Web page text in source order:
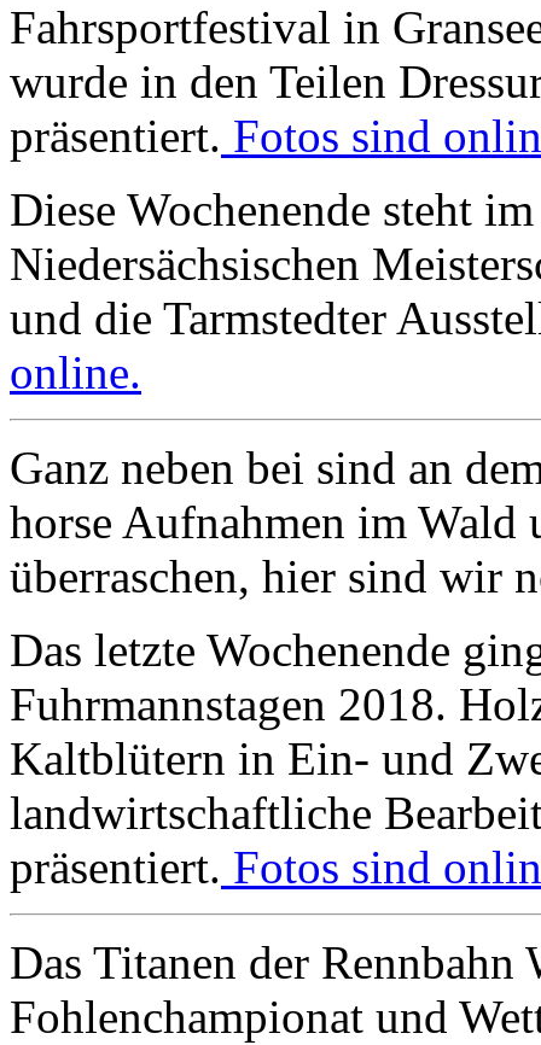
Fahrsportfestival in
wurde in den Teilen
präsentiert. Fotos sind
Diese Wochenende steht
Niedersächsischen
und die Tarmstedter
online.
Ganz neben bei sind an
horse Aufnahmen im Wald
überraschen, hier sind wir
Das letzte Wochenende
Fuhrmannstagen 2018.
Kaltblütern in Ein- und
landwirtschaftliche
präsentiert. Fotos sind
Das Titanen der
Fohlenchampionat und